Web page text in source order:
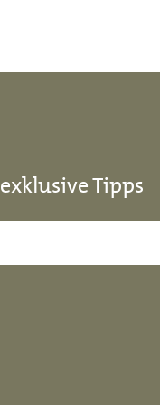
Tipps